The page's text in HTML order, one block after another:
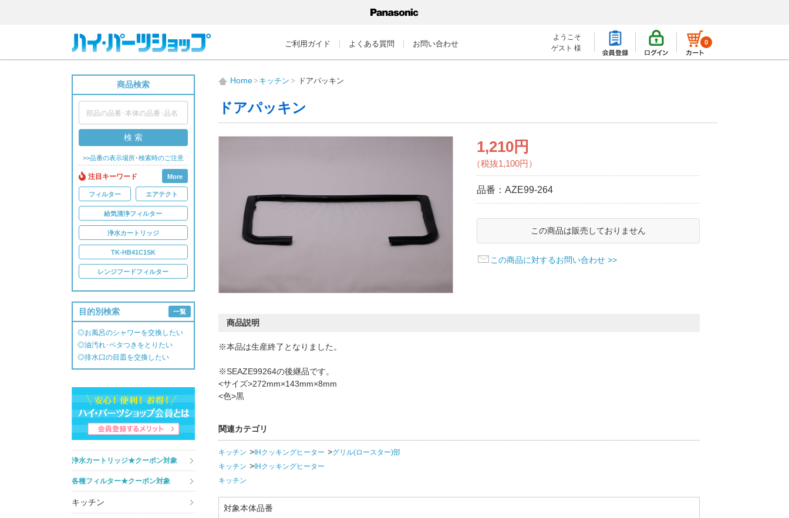
ご利用ガイド よくある質問 お問い合わせ
ようこそ
ゲスト 様
0
商品検索
検 索
>>品番の表示場所･検索時のご注意
注目キーワード More
フィルター エアテクト
給気清浄フィルター
浄水カートリッジ
TK-HB41C1SK
レンジフードフィルター
目的別検索 一覧
◎お風呂のシャワーを交換したい
◎油汚れ･ベタつきをとりたい
◎排水口の目皿を交換したい
浄水カートリッジ★クーポン対象
各種フィルター★クーポン対象
キッチン
Home キッチン ドアパッキン
ドアパッキン
1,210円
（税抜1,100円）
品番： AZE99-264
この商品は販売しておりません
この商品に対するお問い合わせ >>
商品説明
※本品は生産終了となりました。
※SEAZE99264の後継品です。
<サイズ>272mm×143mm×8mm
<色>黒
関連カテゴリ
キッチン IHクッキングヒーター
グリル(ロースター)部
キッチン
IHクッキングヒーター
キッチン
対象本体品番